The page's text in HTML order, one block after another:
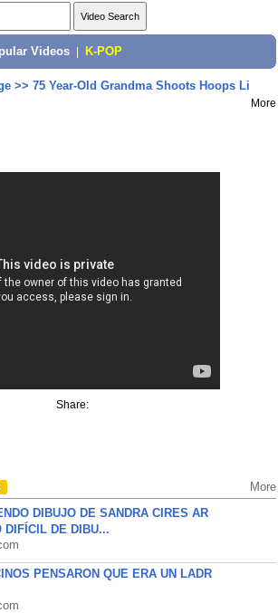
Videos K-POP
>> 75 Year-Old Grandma Shoots Hoops Li
More
Share:
More
DIBUJO DE SANDRA CIRES AR
DIFÍCIL DE DIBU...
PENSARON QUE ERA UN LADR